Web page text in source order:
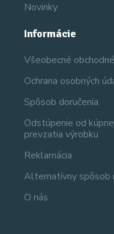
Novinky
Informácie
Všeobecné
Ochrana osobných
Spôsob doručenia
Odstúpenie od
prevzatia výrobku
Reklamácia
Alternatívny spôsob
O nás